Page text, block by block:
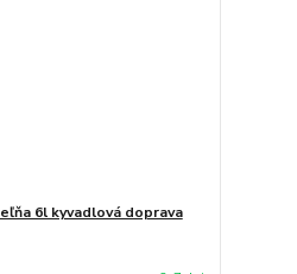
6l kyvadlová doprava